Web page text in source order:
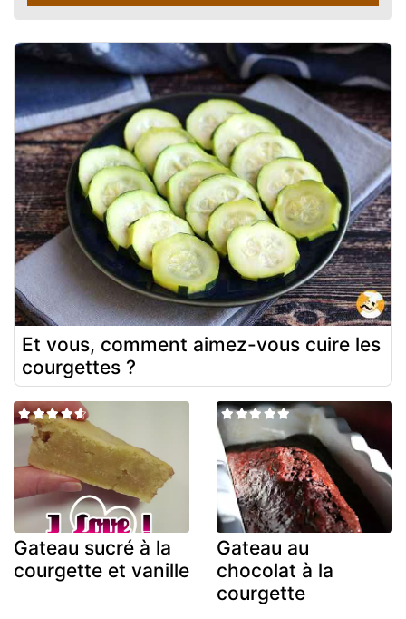
Et vous, comment aimez-vous cuire les
courgettes ?
Gateau sucré à la
courgette et vanille
Gateau au
chocolat à la
courgette